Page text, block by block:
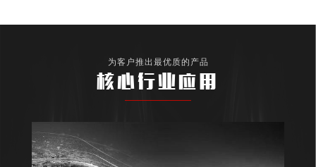
为客户推出最优质的产品
核心行业应用